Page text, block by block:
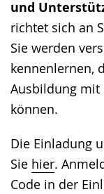
und
richtet sich an
Sie werden
kennenlernen,
Ausbildung mit
können.
Die Einladung
Sie hier.
Code in der